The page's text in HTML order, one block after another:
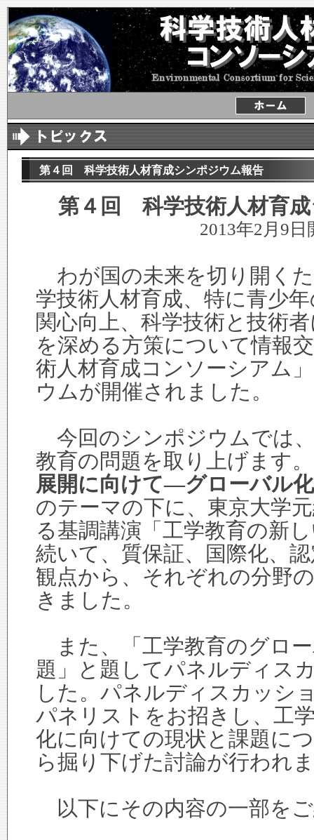
第４回 科学技術人材育成シンポジウム報告
第４回 科学技術人材育
2013年2月9日
わが国の未来を切り開く
学技術人材育成、特に青少
関心向上、科学技術と技術
を深める方策について情報
術人材育成コンソーシアム
ウムが開催されました。
今回のシンポジウムでは
教育の問題を取り上げます。
展開に向けて―グローバル
のテーマの下に、東京大学
る基調講演「工学教育の新
続いて、質保証、国際化、
観点から、それぞれの分野
きました。
また、「工学教育のグロ
題」と題してパネルディス
した。パネルディスカッシ
パネリストをお招きし、工
化に向けての現状と課題に
ら掘り下げた討論が行われ
以下にその内容の一部を